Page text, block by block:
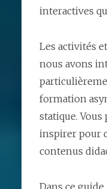
interactives
Les activités
nous avons
formation
statique.
inspirer pour
contenus
Dans ce